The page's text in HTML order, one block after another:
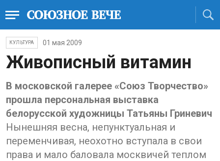
КУЛЬТУРА 01 мая 2009
Живописный витамин
В московской галерее «Союз Творчество»
прошла персональная выставка
белорусской художницы Татьяны Гриневич
Нынешняя весна, непунктуальная и
переменчивая, неохотно вступала в свои
права и мало баловала москвичей теплом